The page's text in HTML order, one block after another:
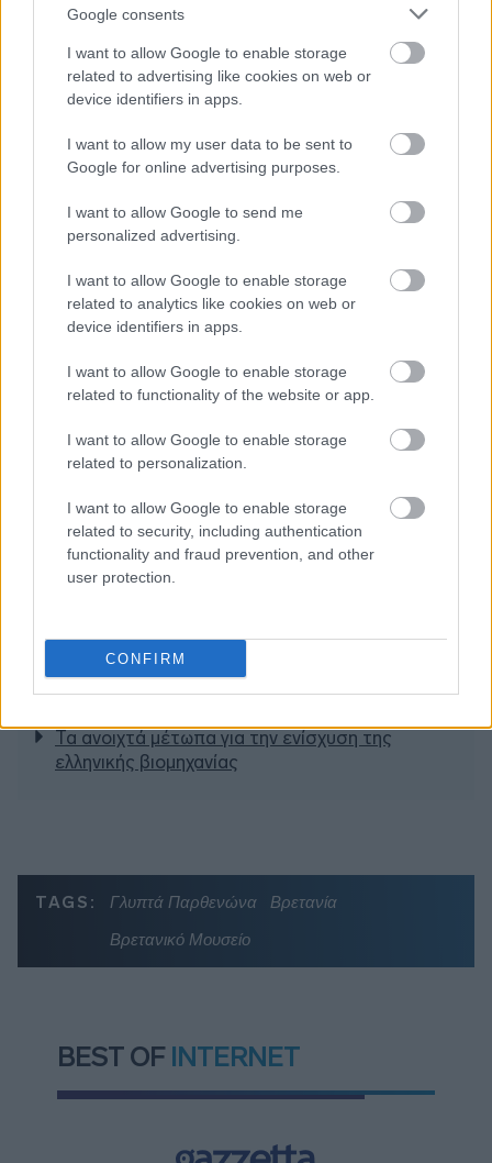
Google consents
I want to allow Google to enable storage
related to advertising like cookies on web or
device identifiers in apps.
I want to allow my user data to be sent to
Google for online advertising purposes.
I want to allow Google to send me
personalized advertising.
I want to allow Google to enable storage
related to analytics like cookies on web or
device identifiers in apps.
I want to allow Google to enable storage
related to functionality of the website or app.
I want to allow Google to enable storage
related to personalization.
I want to allow Google to enable storage
related to security, including authentication
functionality and fraud prevention, and other
user protection.
CONFIRM
Ακολουθήστε τοinsider.gr στο Google News
Διαβάζονται αυτή τη στιγμή
Νέο Χωροταξικό Τουρισμού: Οι νέες «κόκκινες
γραμμές» για το περιβάλλον και τι αλλάζει σε
Τα ανοιχτά μέτωπα για την ενίσχυση της
ελληνικής βιομηχανίας
TAGS: Γλυπτά Παρθενώνα
Βρετανία
Βρετανικό Μουσείο
BEST OF INTERNET